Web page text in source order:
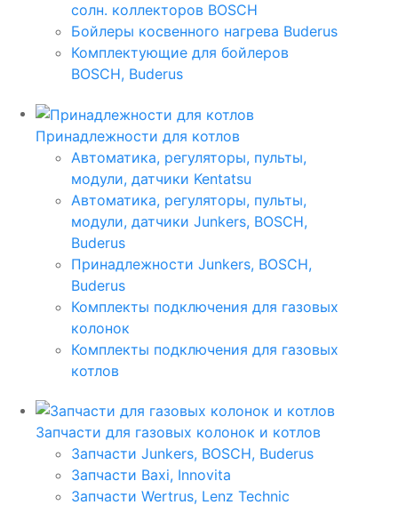
солн. коллекторов BOSCH
Бойлеры косвенного нагрева Buderus
Комплектующие для бойлеров
BOSCH, Buderus
Принадлежности для котлов
Автоматика, регуляторы, пульты,
модули, датчики Kentatsu
Автоматика, регуляторы, пульты,
модули, датчики Junkers, BOSCH,
Buderus
Принадлежности Junkers, BOSCH,
Buderus
Комплекты подключения для газовых
колонок
Комплекты подключения для газовых
котлов
Запчасти для газовых колонок и котлов
Запчасти Junkers, BOSCH, Buderus
Запчасти Baxi, Innovita
Запчасти Wertrus, Lenz Technic